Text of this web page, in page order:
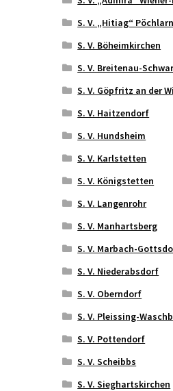
S. V. „Hitiag“ Pöchlarn
S. V. Böheimkirchen
S. V. Breitenau-
S. V. Göpfritz an der
S. V. Haitzendorf
S. V. Hundsheim
S. V. Karlstetten
S. V. Königstetten
S. V. Langenrohr
S. V. Manhartsberg
S. V. Marbach-
S. V. Niederabsdorf
S. V. Oberndorf
S. V. Pleissing-
S. V. Pottendorf
S. V. Scheibbs
S. V. Sieghartskirchen